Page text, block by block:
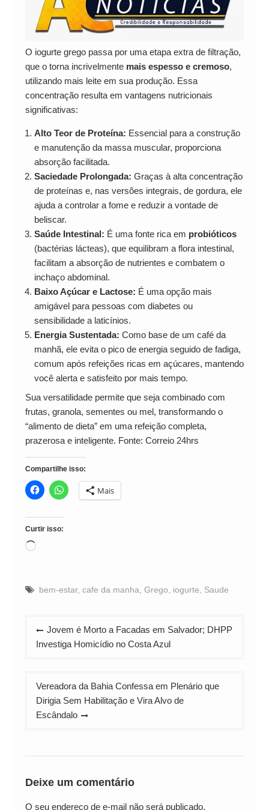
O iogurte grego passa por uma etapa extra de filtração,
que o torna incrivelmente mais espesso e cremoso,
utilizando mais leite em sua produção. Essa
concentração resulta em vantagens nutricionais
significativas:
Alto Teor de Proteína: Essencial para a construção
e manutenção da massa muscular, proporciona
absorção facilitada.
Saciedade Prolongada: Graças à alta concentração
de proteínas e, nas versões integrais, de gordura, ele
ajuda a controlar a fome e reduzir a vontade de
beliscar.
Saúde Intestinal: É uma fonte rica em probióticos
(bactérias lácteas), que equilibram a flora intestinal,
facilitam a absorção de nutrientes e combatem o
inchaço abdominal.
Baixo Açúcar e Lactose: É uma opção mais
amigável para pessoas com diabetes ou
sensibilidade a laticínios.
Energia Sustentada: Como base de um café da
manhã, ele evita o pico de energia seguido de fadiga,
comum após refeições ricas em açúcares, mantendo
você alerta e satisfeito por mais tempo.
Sua versatilidade permite que seja combinado com
frutas, granola, sementes ou mel, transformando o
“alimento de dieta” em uma refeição completa,
prazerosa e inteligente. Fonte: Correio 24hrs
Compartilhe isso:
Mais
Curtir isso:
Carregando...
bem-estar, cafe da manha Grego iogurte Saude
Navegação
de
Jovem é Morto a Facadas em Salvador; DHPP
Investiga Homicídio no Costa Azul
Vereadora da Bahia Confessa em Plenário que
Dirigia Sem Habilitação e Vira Alvo de
Escândalo
Deixe um comentário
O seu endereço de e-mail não será publicado.